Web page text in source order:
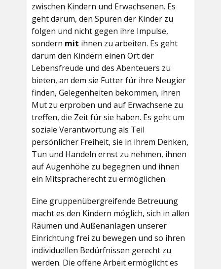
zwischen Kindern und Erwachsenen. Es
geht darum, den Spuren der Kinder zu
folgen und nicht gegen ihre Impulse,
sondern mit ihnen zu arbeiten. Es geht
darum den Kindern einen Ort der
Lebensfreude und des Abenteuers zu
bieten, an dem sie Futter für ihre Neugier
finden, Gelegenheiten bekommen, ihren
Mut zu erproben und auf Erwachsene zu
treffen, die Zeit für sie haben. Es geht um
soziale Verantwortung als Teil
persönlicher Freiheit, sie in ihrem Denken,
Tun und Handeln ernst zu nehmen, ihnen
auf Augenhöhe zu begegnen und ihnen
ein Mitspracherecht zu ermöglichen.
Eine gruppenübergreifende Betreuung
macht es den Kindern möglich, sich in allen
Räumen und Außenanlagen unserer
Einrichtung frei zu bewegen und so ihren
individuellen Bedürfnissen gerecht zu
werden. Die offene Arbeit ermöglicht es